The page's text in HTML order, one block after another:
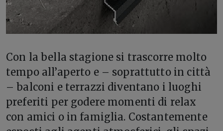
Con la bella stagione si trascorre molto
tempo all’aperto e – soprattutto in città
– balconi e terrazzi diventano i luoghi
preferiti per godere momenti di relax
con amici o in famiglia. Costantemente